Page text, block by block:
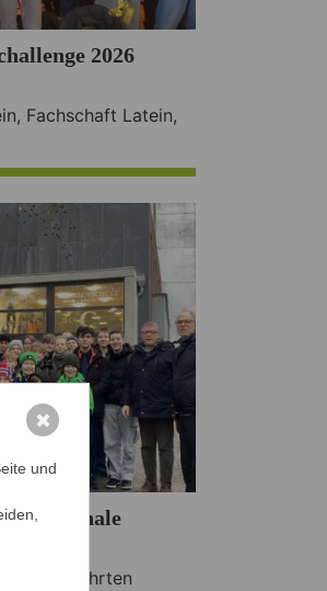
2026
, Fachschaft Latein,
Schulfahrten
und
✖